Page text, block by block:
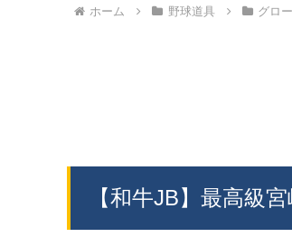
ホーム 野球道具 グロ
【和牛JB】最高級